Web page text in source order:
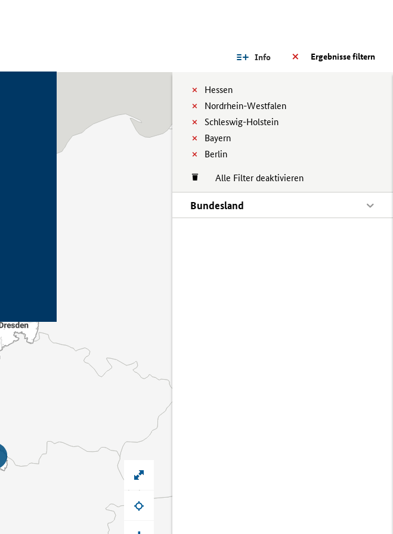
Ergebnisse filtern
Info
Hessen
Nordrhein-Westfalen
Schleswig-Holstein
Bayern
Berlin
Alle Filter deaktivieren
Bundesland